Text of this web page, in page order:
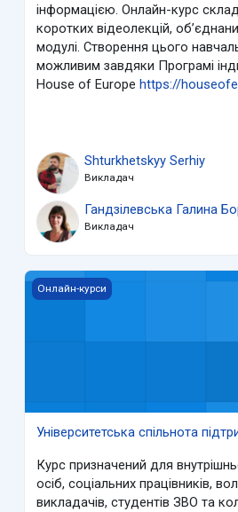
інформацією. Онлайн-курс
коротких відеолекцій,
модулі. Створення цього
можливим завдяки Програмі
House of Europe https://
Shturkhetskyy Serhiy
Викладач
Гандзілевська Галина
Викладач
Університетська спільнота
Онлайн-курси
Університетська спільнота
Курс призначений для
осіб, соціальних працівників,
викладачів, студентів ЗВО та